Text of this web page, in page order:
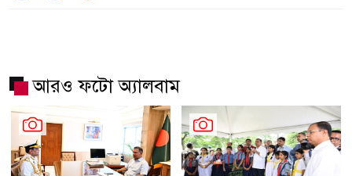
আরও ফটো অ্যালবাম